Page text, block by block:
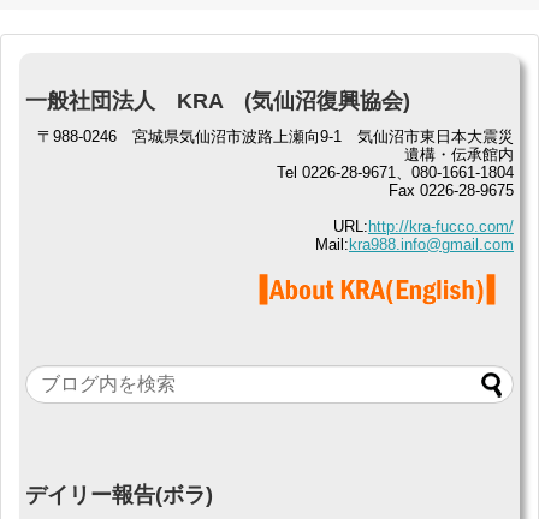
一般社団法人 KRA (気仙沼復興協会)
〒988-0246 宮城県気仙沼市波路上瀬向9-1 気仙沼市東日本大震災
遺構・伝承館内
Tel 0226-28-9671、080-1661-1804
Fax 0226-28-9675
URL: http://kra-fucco.com/
Mail: kra988.info@gmail.com
デイリー報告(ボラ)